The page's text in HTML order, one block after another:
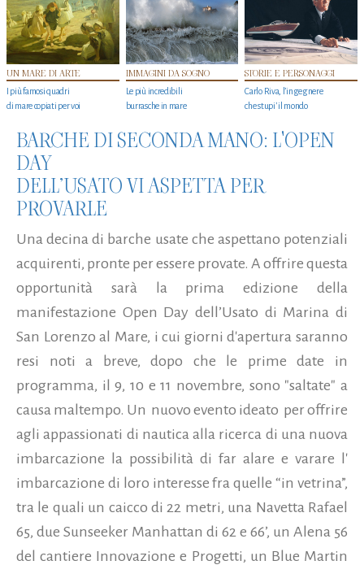
UN MARE DI ARTE
I più famosi quadri
di mare copiati per voi
IMMAGINI DA SOGNO
Le più incredibili
burrasche in mare
STORIE E PERSONAGGI
Carlo Riva, l’ingegnere
che stupi' il mondo
BARCHE DI SECONDA MANO: L'OPEN
DAY
DELL’USATO VI ASPETTA PER
PROVARLE
Una decina di barche usate che aspettano potenziali
acquirenti, pronte per essere provate. A offrire questa
opportunità sarà la prima edizione della
manifestazione Open Day dell’Usato di Marina di
San Lorenzo al Mare, i cui giorni d'apertura saranno
resi noti a breve, dopo che le prime date in
programma, il 9, 10 e 11 novembre, sono "saltate" a
causa maltempo. Un nuovo evento ideato per offrire
agli appassionati di nautica alla ricerca di una nuova
imbarcazione la possibilità di far alare e varare l'
imbarcazione di loro interesse fra quelle “in vetrina”,
tra le quali un caicco di 22 metri, una Navetta Rafael
65, due Sunseeker Manhattan di 62 e 66’, un Alena 56
del cantiere Innovazione e Progetti, un Blue Martin